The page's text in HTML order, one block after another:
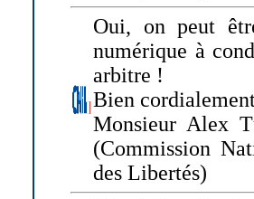
Oui, on peut
numérique à
arbitre !
Bien
Monsieur Alex
(Commission
des Libertés)